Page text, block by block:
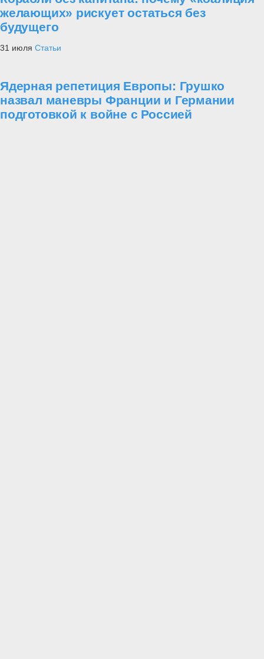
желающих» рискует остаться без
будущего
31 июля Статьи
Ядерная репетиция Европы: Грушко
назвал маневры Франции и Германии
подготовкой к войне с Россией